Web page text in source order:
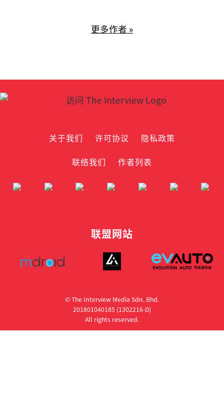
更多作者 »
关于我们 许可协议
隐私政策
联络我们
作者列表
联盟网站
© The Interview Media Sdn. Bhd.
201801040185 (1302216­-D)
All rights reserved.